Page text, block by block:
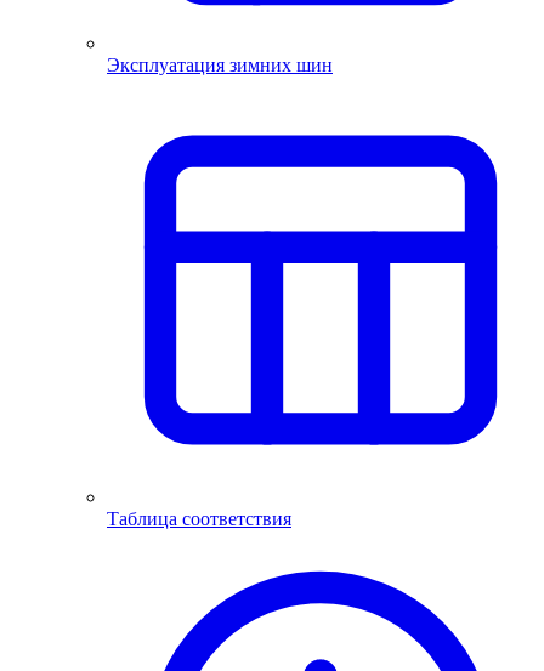
Эксплуатация зимних шин
Таблица соответствия